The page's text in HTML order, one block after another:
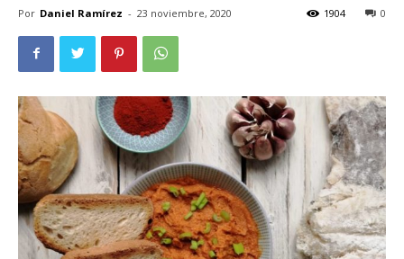
Por Daniel Ramírez - 23 noviembre, 2020 0
1904